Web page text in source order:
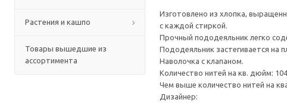
Растения и кашпо
Товары вышедшие из
ассортимента
Изготовлено из хлопка,
с каждой стиркой.
Прочный пододеяльник легко
Пододеяльник застегивается на
Наволочка с клапаном.
Количество нитей на кв. дюйм:
Чем выше количество нитей на
Дизайнер: